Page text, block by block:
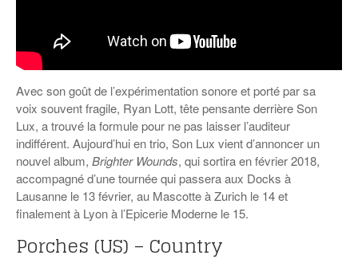
Avec son goût de l’expérimentation sonore et porté par sa
voix souvent fragile, Ryan Lott, tête pensante derrière Son
Lux, a trouvé la formule pour ne pas laisser l’auditeur
indifférent. Aujourd’hui en trio, Son Lux vient d’annoncer un
nouvel album, Brighter Wounds, qui sortira en février 2018,
accompagné d’une tournée qui passera aux Docks à
Lausanne le 13 février, au Mascotte à Zurich le 14 et
finalement à Lyon à l’Epicerie Moderne le 15.
Porches (US) – Country